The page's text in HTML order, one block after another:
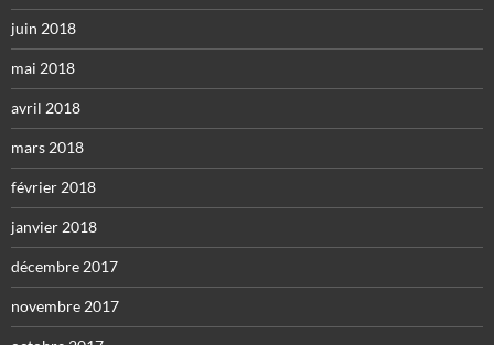
juin 2018
mai 2018
avril 2018
mars 2018
février 2018
janvier 2018
décembre 2017
novembre 2017